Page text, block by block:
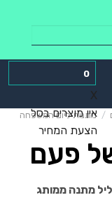
0
X
אין מוצרים בסל
הצעת המחיר
/ מתנות ליום המשפחה
פעם
מתנה ממותג